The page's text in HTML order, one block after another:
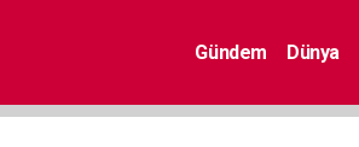
Gündem Dünya